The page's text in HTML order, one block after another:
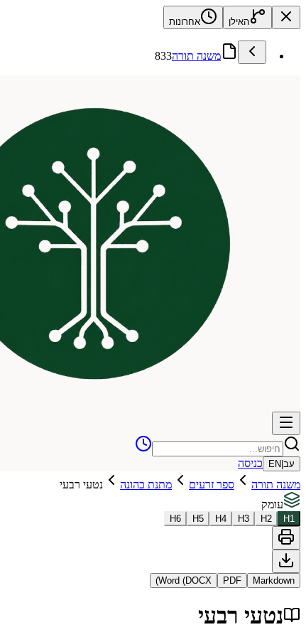
האילן אחרונות
משנה תורה833
עב EN
כניסה
משנה תורה
ספר זרעים מתנת כהונה
נטעי רבעי
עומק
H1
H2
H3
H4
H5
H6
Markdown
PDF
Word (DOCX)
נטעי רבעי